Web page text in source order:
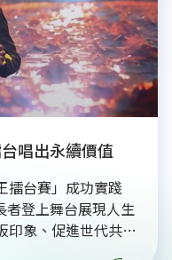
唱出永續價值
擂台賽」成功實踐
者登上舞台展現人生
印象、促進世代共